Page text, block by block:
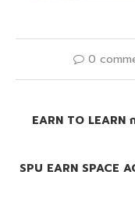
0
EARN TO LEARN
SPU EARN SPACE